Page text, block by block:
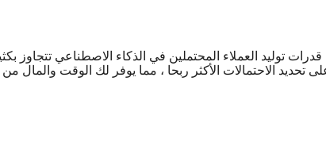
قدرات توليد العملاء المحتملين في الذكاء الاصطناعي تتجاوز